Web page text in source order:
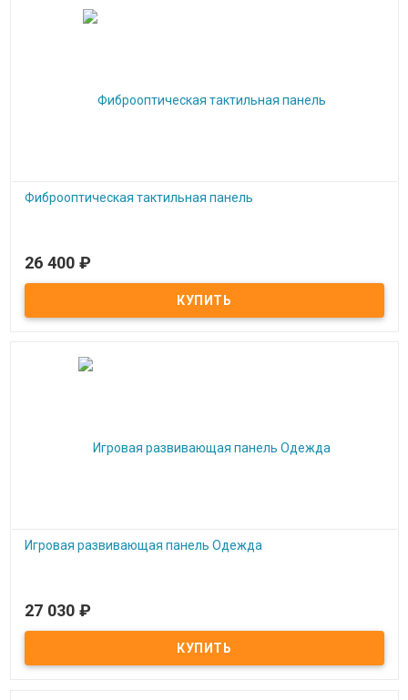
Фиброоптическая тактильная панель
Под заказ
Фиброоптическая тактильная панель
26 400 ₽
Игровая развивающая панель Одежда
Под заказ
Игровая развивающая панель Одежда
27 030 ₽